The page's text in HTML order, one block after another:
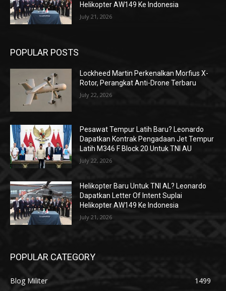
Helikopter AW149 Ke Indonesia
July 21, 2026
POPULAR POSTS
Lockheed Martin Perkenalkan Morfius X-
Rotor, Perangkat Anti-Drone Terbaru
July 22, 2026
Pesawat Tempur Latih Baru? Leonardo
Dapatkan Kontrak Pengadaan Jet Tempur
Latih M346 F Block 20 Untuk TNI AU
July 22, 2026
Helikopter Baru Untuk TNI AL? Leonardo
Dapatkan Letter Of Intent Suplai
Helikopter AW149 Ke Indonesia
July 21, 2026
POPULAR CATEGORY
Blog Militer
1499